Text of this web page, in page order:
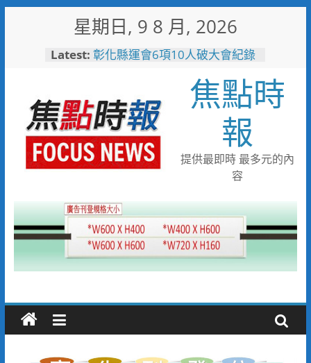
星期日, 9 8 月, 2026
Latest: 彰化縣運會6項10人破大會紀錄
3.5萬人湧入 首週末破6.5萬人
搭台灣好行低碳暢玩小琉球！大
鵬灣管理處推出暑假好康
高雄4,599件作品傳遞拒毒信
念 「2026港都反毒盃」用畫
筆打造兒童防毒力
498位大專青年返鄉 彰化暑期
焦點時
報
提供最即時 最多元的內
容